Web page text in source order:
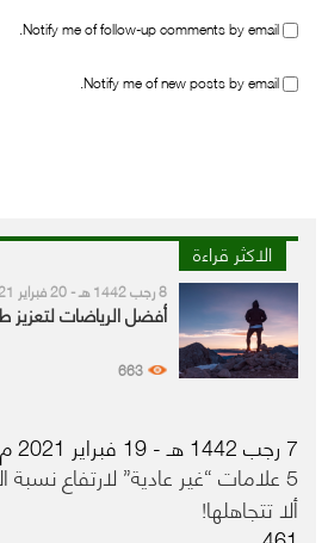
Notify me of follow-up comments by email.
Notify me of new posts by email.
الاكثر قراءة
8 رجب 1442 هـ - 20 فبراير 2021 م
أفضل الرياضات لتعزيز
663
7 رجب 1442 هـ - 19 فبراير 2021 م
5 علامات “غير عادية” لارتفاع
ألا تتجاهلها!